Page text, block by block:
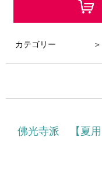
カテゴリー ＞
佛光寺派 【夏